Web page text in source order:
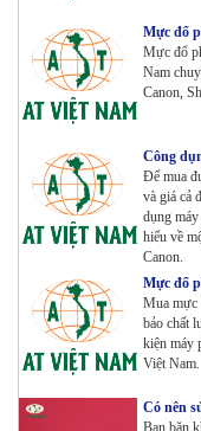
Máy
Tham Khảo
Máy
Tham Khảo
Tham Khảo
Máy in Laser
Tham Khảo
Mực đổ
Mực đổ
Nam
Canon,
Công
Để mua
và giá cả
dụng
hiểu về
Canon.
Mực đổ
Mua mực
bảo chất
kiện máy
Việt Nam.
Có nên
Bạn băn